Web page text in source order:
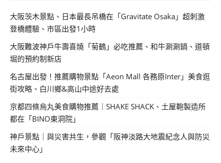
大阪茨木景點、日本最長吊橋在「Gravitate Osaka」超刺激
登橋體驗、市區出發1小時
大阪難波神戶牛壽喜燒「菊鶴」必吃推薦、和牛涮涮鍋、道頓
堀的預約制新店
名古屋出發！推薦購物景點「Aeon Mall 各務原Inter」美食逛
街攻略、白川鄉&高山中途好去處
京都四條烏丸美食購物推薦｜SHAKE SHACK、土屋鞄製造所
都在「BINO東洞院」
神戶景點｜與災害共生，參觀「阪神淡路大地震紀念人與防災
未來中心」